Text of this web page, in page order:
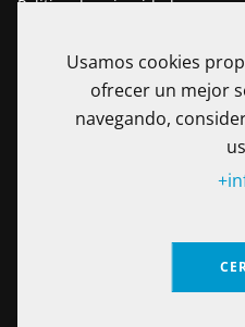
Política de privacidad
Usamos cookies
ofrecer un mejor
navegando,